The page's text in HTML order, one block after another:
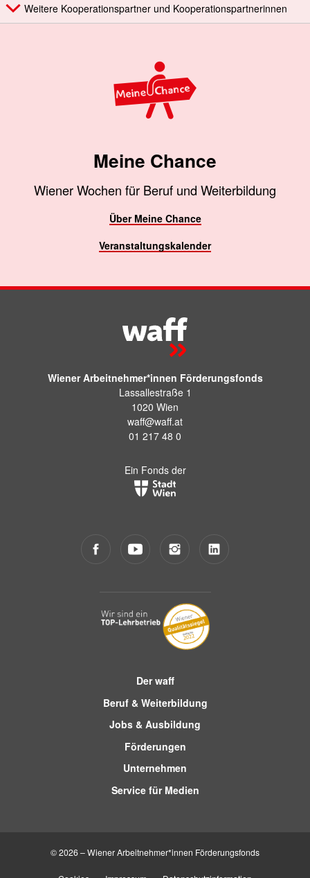
Weitere Kooperationspartner und Kooperationspartnerinnen
Meine Chance
Wiener Wochen für Beruf und Weiterbildung
Über Meine Chance
Veranstaltungskalender
Wiener Arbeitnehmer*innen Förderungsfonds
Lassallestraße 1
1020 Wien
waff@waff.at
01 217 48 0
Ein Fonds der
Der waff
Beruf & Weiterbildung
Jobs & Ausbildung
Förderungen
Unternehmen
Service für Medien
© 2026 – Wiener Arbeitnehmer*innen Förderungsfonds